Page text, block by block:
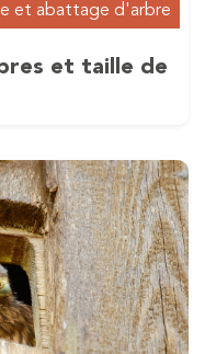
et abattage d'arbre
et taille de